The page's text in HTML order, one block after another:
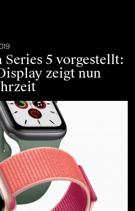
Series 5 vorgestellt:
zeigt nun